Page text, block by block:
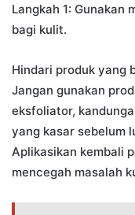
Langkah 1: Gunakan
bagi kulit.
Hindari produk yang
Jangan gunakan
eksfoliator,
yang kasar sebelum
Aplikasikan kembali
mencegah masalah